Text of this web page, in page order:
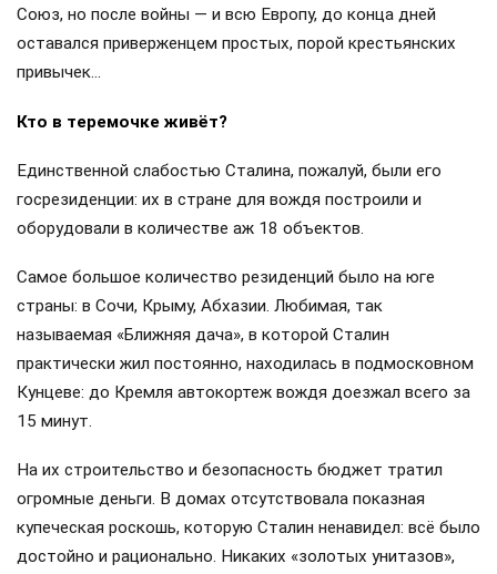
Союз, но после войны — и всю Европу, до конца дней
оставался приверженцем простых, порой крестьянских
привычек…
Кто в теремочке живёт?
Единственной слабостью Сталина, пожалуй, были его
госрезиденции: их в стране для вождя построили и
оборудовали в количестве аж 18 объектов.
Самое большое количество резиденций было на юге
страны: в Сочи, Крыму, Абхазии. Любимая, так
называемая «Ближняя дача», в которой Сталин
практически жил постоянно, находилась в подмосковном
Кунцеве: до Кремля автокортеж вождя доезжал всего за
15 минут.
На их строительство и безопасность бюджет тратил
огромные деньги. В домах отсутствовала показная
купеческая роскошь, которую Сталин ненавидел: всё было
достойно и рационально. Никаких «золотых унитазов»,